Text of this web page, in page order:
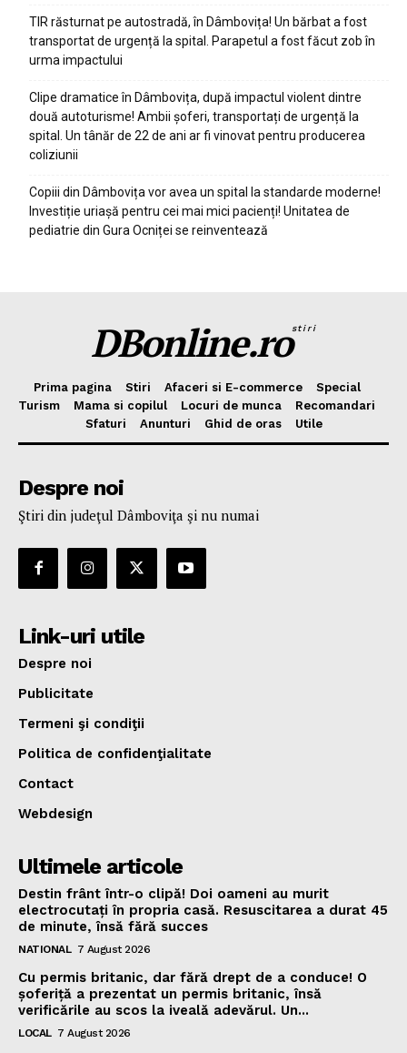
TIR răsturnat pe autostradă, în Dâmbovița! Un bărbat a fost
transportat de urgență la spital. Parapetul a fost făcut zob în
urma impactului
Clipe dramatice în Dâmbovița, după impactul violent dintre
două autoturisme! Ambii șoferi, transportați de urgență la
spital. Un tânăr de 22 de ani ar fi vinovat pentru producerea
coliziunii
Copiii din Dâmbovița vor avea un spital la standarde moderne!
Investiție uriașă pentru cei mai mici pacienți! Unitatea de
pediatrie din Gura Ocniței se reinventează
DBonline.rostiri
Prima pagina Stiri Afaceri si E-commerce
Special
Turism
Mama si copilul Locuri de munca
Recomandari
Sfaturi
Anunturi Ghid de oras Utile
Despre noi
Ştiri din judeţul Dâmboviţa şi nu numai
Link-uri utile
Despre noi
Publicitate
Termeni şi condiţii
Politica de confidenţialitate
Contact
Webdesign
Ultimele articole
Destin frânt într-o clipă! Doi oameni au murit
electrocutați în propria casă. Resuscitarea a durat 45
de minute, însă fără succes
NATIONAL 7 August 2026
Cu permis britanic, dar fără drept de a conduce! O
șoferiță a prezentat un permis britanic, însă
verificările au scos la iveală adevărul. Un...
LOCAL 7 August 2026